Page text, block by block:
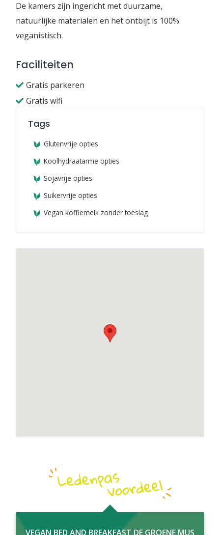
De kamers zijn ingericht met duurzame,
natuurlijke materialen en het ontbijt is 100%
veganistisch.
Faciliteiten
Gratis parkeren
Gratis wifi
Tags
Glutenvrije opties
Koolhydraatarme opties
Sojavrije opties
Suikervrije opties
Vegan koffiemelk zonder toeslag
VEGAN BED AND BREAKFAST DE GROENE MUS